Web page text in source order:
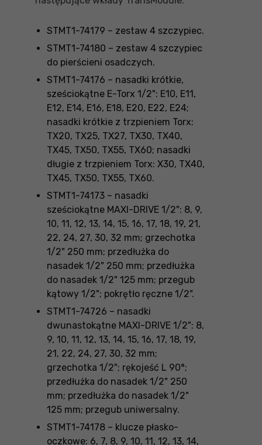
STMT1-74179 – zestaw 4 szczypiec.
STMT1-74180 – zestaw 4 szczypiec
do pierścieni osadczych.
STMT1-74176 – nasadki krótkie,
sześciokątne E-Torx 1/2": E10, E11,
E12, E14, E16, E18, E20, E22, E24;
nasadki krótkie z trzpieniem Torx:
TX20, TX25, TX27, TX30, TX40,
TX45, TX50, TX55, TX60; nasadki
długie z trzpieniem Torx: X30, TX40,
TX45, TX50, TX55, TX60.
STMT1-74173 – nasadki
sześciokątne MAXI-DRIVE 1/2": 8, 9,
10, 11, 12, 13, 14, 15, 16, 17, 18, 19, 21,
22, 24, 27, 30, 32 mm; grzechotka
1/2" 250 mm; przedłużka do
nasadek 1/2" 250 mm; przedłużka
do nasadek 1/2" 125 mm; przegub
kątowy 1/2"; pokrętło ręczne 1/2".
STMT1-74726 – nasadki
dwunastokątne MAXI-DRIVE 1/2": 8,
9, 10, 11, 12, 13, 14, 15, 16, 17, 18, 19,
21, 22, 24, 27, 30, 32 mm;
grzechotka 1/2"; rękojeść L 90°;
przedłużka do nasadek 1/2" 250
mm; przedłużka do nasadek 1/2"
125 mm; przegub uniwersalny.
STMT1-74178 – klucze płasko-
oczkowe: 6, 7, 8, 9, 10, 11, 12, 13, 14,